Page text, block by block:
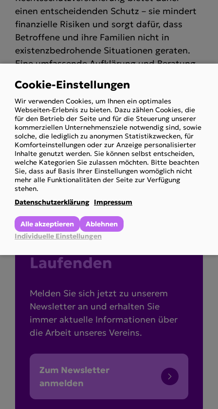
einen entscheidenden Schutz – sie mindert
finanzielle Risiken und sorgt dafür, dass
Betroffene und ihre Familien nicht in
existenzbedrohende Situationen geraten.
Eine umfassende Aufklärung und Beratung
notwendig.
Mehr dazu können Sie auf den Seiten 5 und
16 nachlesen:vj-spezial-37_2026-biometrie-
version-5_0.pdf
Bleiben Sie am
Laufenden
Melden Sie sich jetzt zu unserem
Newsletter an und erhalten Sie
immer aktuelle Informationen über
die Arbeit unseres Vereins.
Zum Newsletter
anmelden
Use
of
personal
data
and
cookies
Cookie-Einstellungen
Wir verwenden Cookies, um Ihnen ein optimales
Webseiten-Erlebnis zu bieten. Dazu zählen Cookies, die
für den Betrieb der Seite und für die Steuerung unserer
kommerziellen Unternehmensziele notwendig sind, sowie
solche, die lediglich zu anonymen Statistikzwecken, für
Komforteinstellungen oder zur Anzeige personalisierter
Inhalte genutzt werden. Sie können selbst entscheiden,
welche Kategorien Sie zulassen möchten. Bitte beachten
Sie, dass auf Basis Ihrer Einstellungen womöglich nicht
mehr alle Funktionalitäten der Seite zur Verfügung
stehen.
Datenschutzerklärung Impressum
Individuelle Einstellungen
Ablehnen
Alle akzeptieren